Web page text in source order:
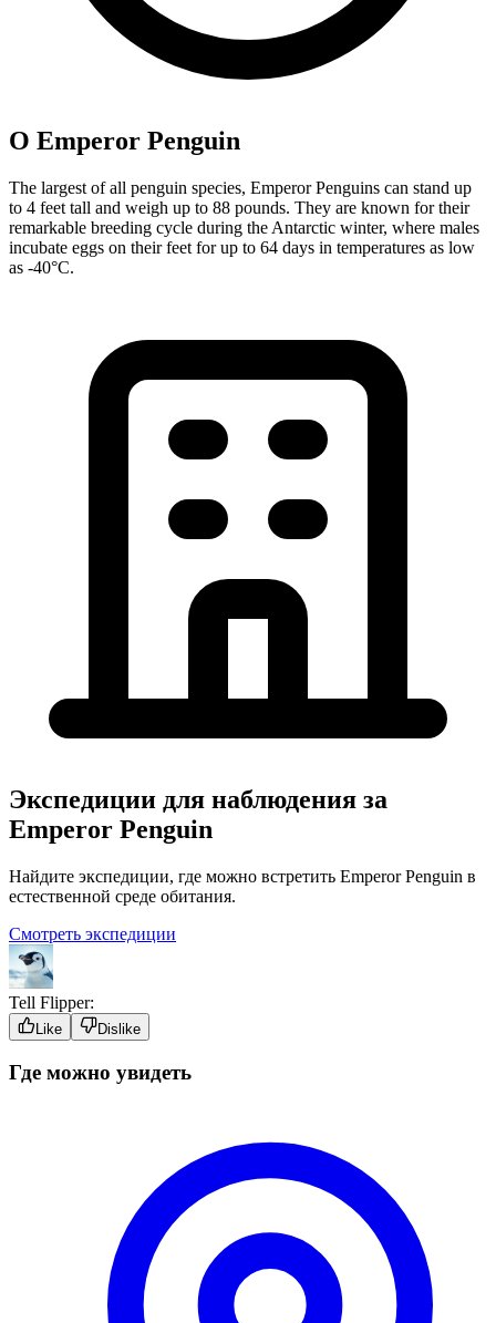
О Emperor Penguin
The largest of all penguin species, Emperor Penguins can stand up
to 4 feet tall and weigh up to 88 pounds. They are known for their
remarkable breeding cycle during the Antarctic winter, where males
incubate eggs on their feet for up to 64 days in temperatures as low
as -40°C.
Экспедиции для наблюдения за
Emperor Penguin
Найдите экспедиции, где можно встретить Emperor Penguin в
естественной среде обитания.
Смотреть экспедиции
Tell Flipper:
Like Dislike
Где можно увидеть